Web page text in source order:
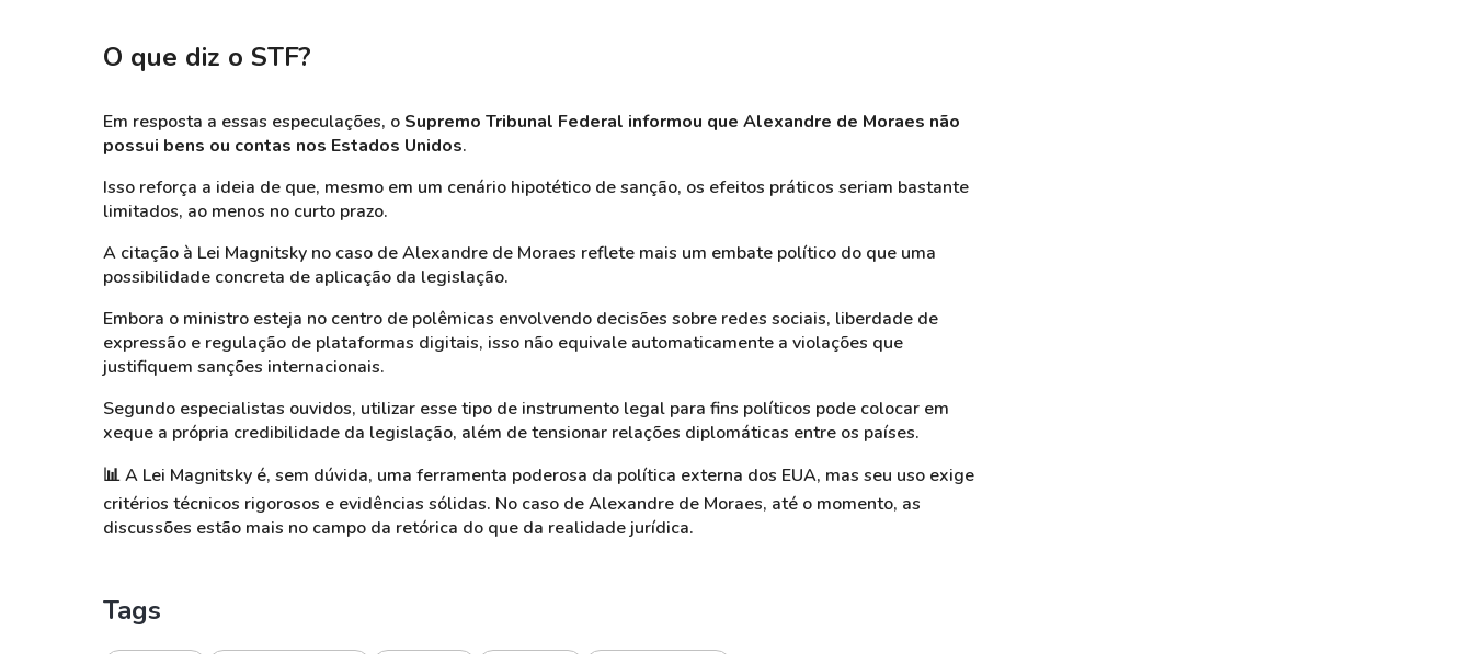
O que diz o STF?
Em resposta a essas especulações, o Supremo Tribunal Federal informou que Alexandre de Moraes não
possui bens ou contas nos Estados Unidos.
Isso reforça a ideia de que, mesmo em um cenário hipotético de sanção, os efeitos práticos seriam bastante
limitados, ao menos no curto prazo.
A citação à Lei Magnitsky no caso de Alexandre de Moraes reflete mais um embate político do que uma
possibilidade concreta de aplicação da legislação.
Embora o ministro esteja no centro de polêmicas envolvendo decisões sobre redes sociais, liberdade de
expressão e regulação de plataformas digitais, isso não equivale automaticamente a violações que
justifiquem sanções internacionais.
Segundo especialistas ouvidos, utilizar esse tipo de instrumento legal para fins políticos pode colocar em
xeque a própria credibilidade da legislação, além de tensionar relações diplomáticas entre os países.
📊A Lei Magnitsky é, sem dúvida, uma ferramenta poderosa da política externa dos EUA, mas seu uso exige
critérios técnicos rigorosos e evidências sólidas. No caso de Alexandre de Moraes, até o momento, as
discussões estão mais no campo da retórica do que da realidade jurídica.
Tags